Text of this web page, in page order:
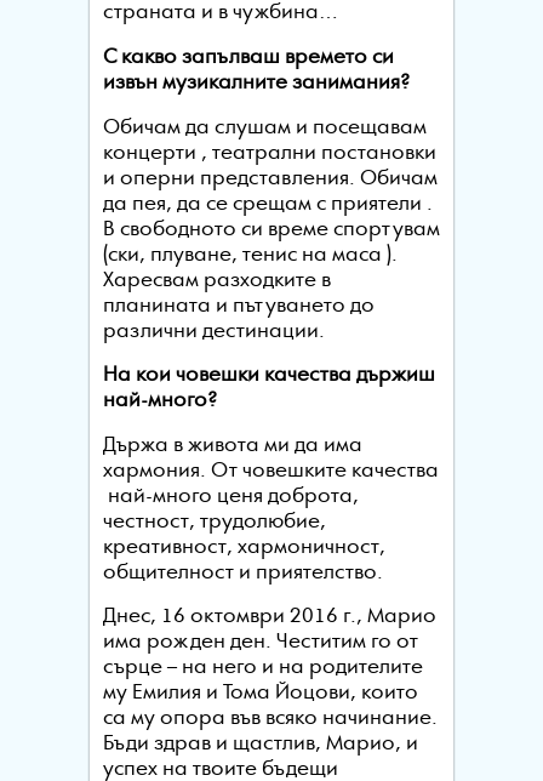
страната и в чужбина…
С какво запълваш времето си
извън музикалните занимания?
Обичам да слушам и посещавам
концерти , театрални постановки
и оперни представления. Обичам
да пея, да се срещам с приятели .
В свободното си време спортувам
(ски, плуване, тенис на маса ).
Харесвам разходките в
планината и пътуването до
различни дестинации.
На кои човешки качества държиш
най-много?
Държа в живота ми да има
хармония. От човешките качества
най-много ценя доброта,
честност, трудолюбие,
креативност, хармоничност,
общителност и приятелство.
Днес, 16 октомври 2016 г., Марио
има рожден ден. Честитим го от
сърце – на него и на родителите
му Емилия и Тома Йоцови, които
са му опора във всяко начинание.
Бъди здрав и щастлив, Марио, и
успех на твоите бъдещи